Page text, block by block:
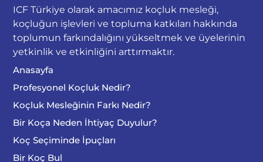
ICF Türkiye olarak amacımız koçluk mesleği,
koçluğun işlevleri ve topluma katkıları hakkında
toplumun farkındalığını yükseltmek ve üyelerinin
yetkinlik ve etkinliğini arttırmaktır.
Anasayfa
Profesyonel Koçluk Nedir?
Koçluk Mesleğinin Farkı Nedir?
Bir Koça Neden İhtiyaç Duyulur?
Koç Seçiminde İpuçları
Bir Koç Bul